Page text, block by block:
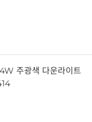
주광색 다운라이트